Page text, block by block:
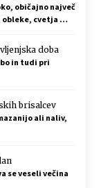
običajno največ
obleke, cvetja …
doba
in tudi pri
brisalcev
ali naliv,
se veseli večina